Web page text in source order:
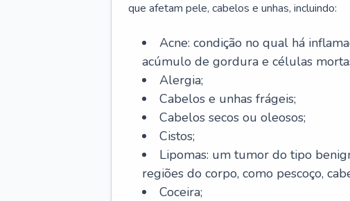
que afetam pele, cabelos e unhas, incluindo:
Acne: condição no qual há
acúmulo de gordura e células
Alergia;
Cabelos e unhas frágeis;
Cabelos secos ou oleosos;
Cistos;
Lipomas: um tumor do tipo
regiões do corpo, como pescoço,
Coceira;